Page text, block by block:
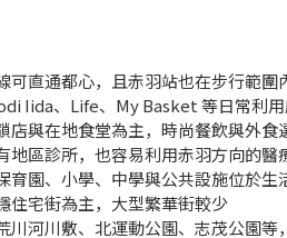
通都心，且赤羽站也在步行範圍
、Life、My Basket 等日常利用
在地食堂為主，時尚餐飲與外食
診所，也容易利用赤羽方向的醫
、小學、中學與公共設施位於生
街為主，大型繁華街較少
川敷、北運動公園、志茂公園等